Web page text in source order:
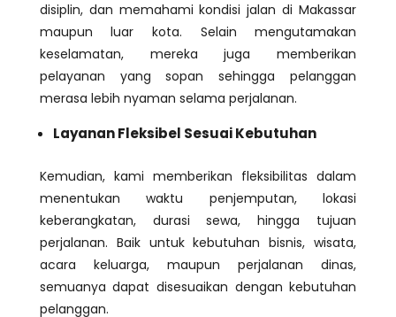
disiplin, dan memahami kondisi jalan di Makassar
maupun luar kota. Selain mengutamakan
keselamatan, mereka juga memberikan
pelayanan yang sopan sehingga pelanggan
merasa lebih nyaman selama perjalanan.
Layanan Fleksibel Sesuai Kebutuhan
Kemudian, kami memberikan fleksibilitas dalam
menentukan waktu penjemputan, lokasi
keberangkatan, durasi sewa, hingga tujuan
perjalanan. Baik untuk kebutuhan bisnis, wisata,
acara keluarga, maupun perjalanan dinas,
semuanya dapat disesuaikan dengan kebutuhan
pelanggan.